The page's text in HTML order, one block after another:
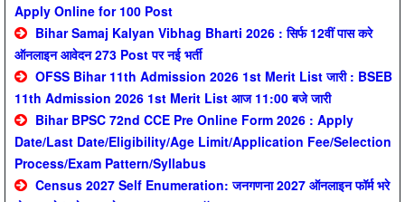
Apply Online for 100 Post
Bihar Samaj Kalyan Vibhag Bharti 2026 : सिर्फ 12वीं पास करे
ऑनलाइन आवेदन 273 Post पर नई भर्ती
OFSS Bihar 11th Admission 2026 1st Merit List जारी : BSEB
11th Admission 2026 1st Merit List आज 11:00 बजे जारी
Bihar BPSC 72nd CCE Pre Online Form 2026 : Apply
Date/Last Date/Eligibility/Age Limit/Application Fee/Selection
Process/Exam Pattern/Syllabus
Census 2027 Self Enumeration: जनगणना 2027 ऑनलाइन फॉर्म भरे